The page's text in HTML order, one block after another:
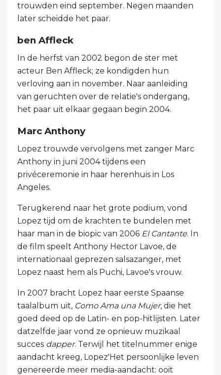
trouwden eind september. Negen maanden
later scheidde het paar.
ben Affleck
In de herfst van 2002 begon de ster met
acteur Ben Affleck; ze kondigden hun
verloving aan in november. Naar aanleiding
van geruchten over de relatie's ondergang,
het paar uit elkaar gegaan begin 2004.
Marc Anthony
Lopez trouwde vervolgens met zanger Marc
Anthony in juni 2004 tijdens een
privéceremonie in haar herenhuis in Los
Angeles.
Terugkerend naar het grote podium, vond
Lopez tijd om de krachten te bundelen met
haar man in de biopic van 2006 El Cantante. In
de film speelt Anthony Hector Lavoe, de
internationaal geprezen salsazanger, met
Lopez naast hem als Puchi, Lavoe's vrouw.
In 2007 bracht Lopez haar eerste Spaanse
taalalbum uit, Como Ama una Mujer, die het
goed deed op de Latin- en pop-hitlijsten. Later
datzelfde jaar vond ze opnieuw muzikaal
succes dapper. Terwijl het titelnummer enige
aandacht kreeg, Lopez'Het persoonlijke leven
genereerde meer media-aandacht: ooit